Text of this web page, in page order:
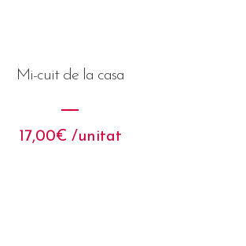
Mi-cuit de la casa
17,00€ /unitat